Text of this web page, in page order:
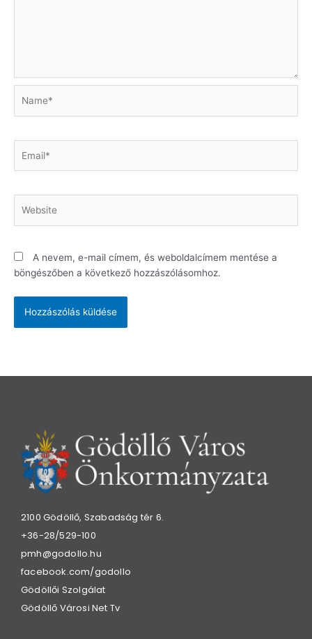
A nevem, e-mail címem, és weboldalcímem mentése a
böngészőben a következő hozzászólásomhoz.
2100 Gödöllő, Szabadság tér 6.
+36-28/529-100
pmh@godollo.hu
facebook.com/godollo
Gödöllői Szolgálat
Gödöllő Városi Net Tv